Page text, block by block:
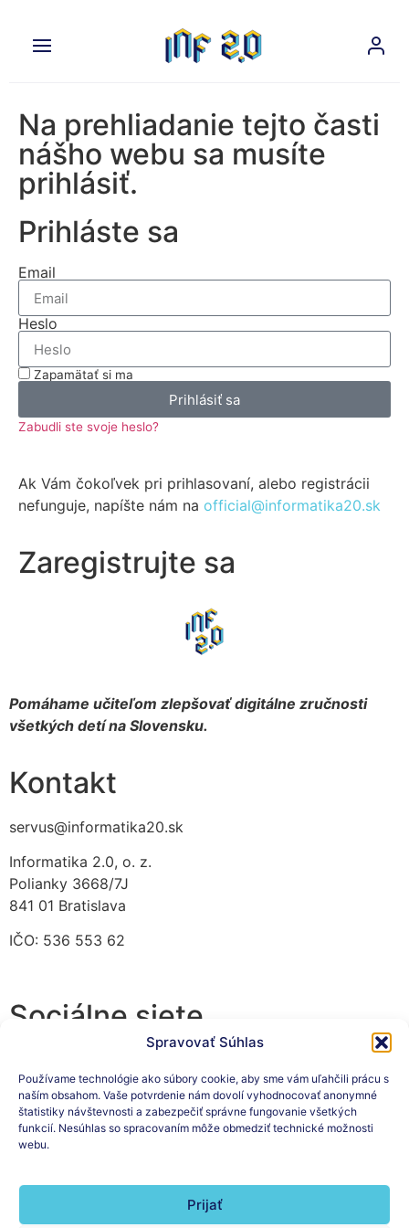
Spravovať Súhlas
Používame technológie ako súbory cookie, aby sme vám uľahčili prácu s
naším obsahom. Vaše potvrdenie nám dovolí vyhodnocovať anonymné
štatistiky návštevnosti a zabezpečiť správne fungovanie všetkých
funkcií. Nesúhlas so spracovaním môže obmedziť technické možnosti
webu.
Prijať
Na prehliadanie tejto časti
nášho webu sa musíte
prihlásiť.
Prihláste sa
Email
Heslo
Zapamätať si ma
Prihlásiť sa
Zabudli ste svoje heslo?
Ak Vám čokoľvek pri prihlasovaní, alebo registrácii
nefunguje, napíšte nám na official@informatika20.sk
Zaregistrujte sa
Pomáhame učiteľom zlepšovať digitálne zručnosti
všetkých detí na Slovensku.
Kontakt
servus@informatika20.sk
Informatika 2.0, o. z.
Polianky 3668/7J
841 01 Bratislava
IČO: 536 553 62
Sociálne siete
Prihláste sa na odber nášho
newslettera